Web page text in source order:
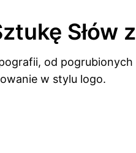
Słów
od pogrubionych
w stylu logo.